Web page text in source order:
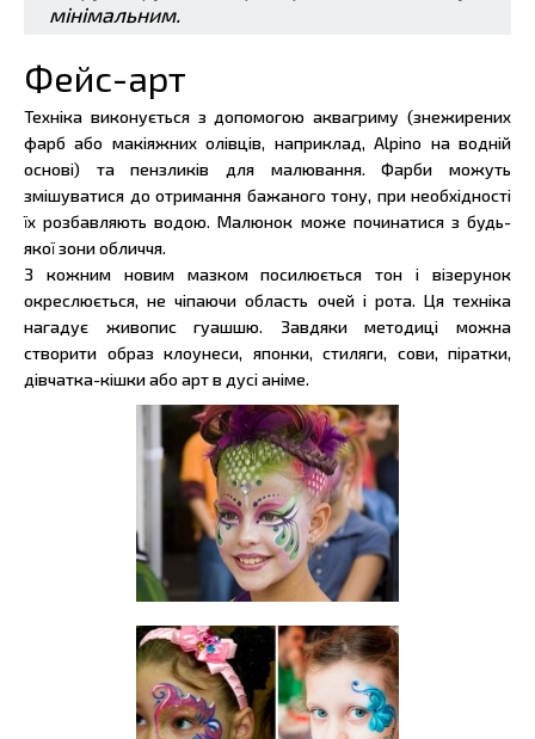
мінімальним.
Фейс-арт
Техніка виконується з допомогою аквагриму (знежирених
фарб або макіяжних олівців, наприклад, Alpino на водній
основі) та пензликів для малювання. Фарби можуть
змішуватися до отримання бажаного тону, при необхідності
їх розбавляють водою. Малюнок може починатися з будь-
якої зони обличчя.
З кожним новим мазком посилюється тон і візерунок
окреслюється, не чіпаючи область очей і рота. Ця техніка
нагадує живопис гуашшю. Завдяки методиці можна
створити образ клоунеси, японки, стиляги, сови, піратки,
дівчатка-кішки або арт в дусі аніме.